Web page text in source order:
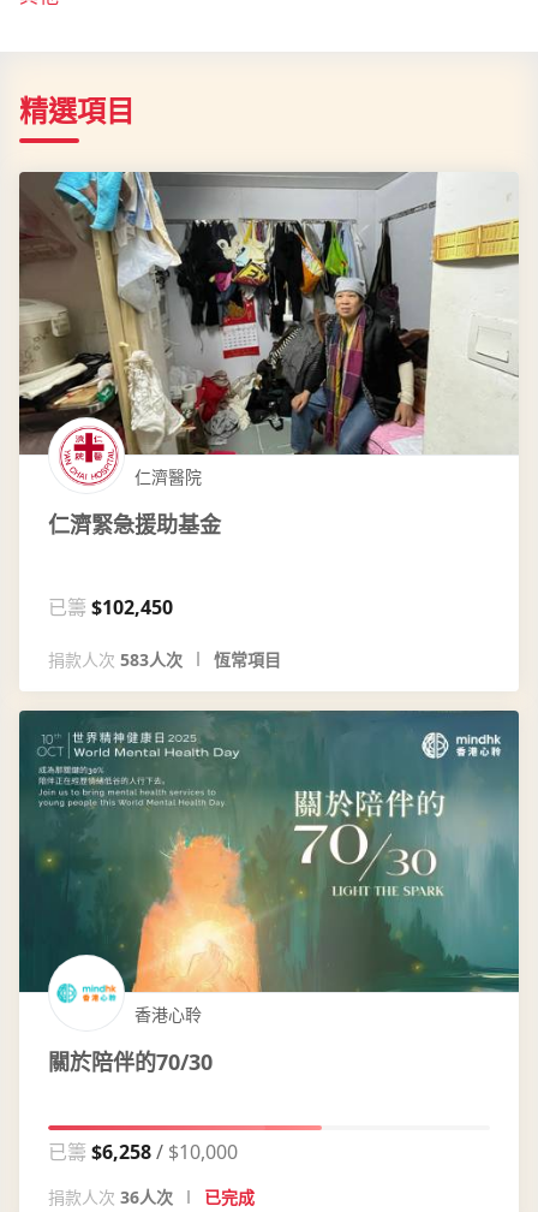
精選項目
仁濟醫院
仁濟緊急援助基金
已籌 $102,450
捐款人次 583人次 恆常項目
香港心聆
關於陪伴的70/30
已籌 $6,258 $10,000
捐款人次 36人次 已完成